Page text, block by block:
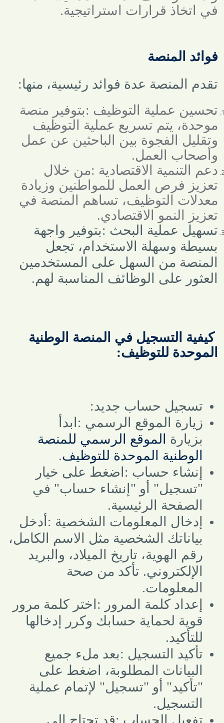
في اتخاذ قرارات استراتيجية.
فوائد المنصة
تقدم المنصة عدة فوائد رئيسية، منها:
تحسين عملية التوظيف :بتوفير منصة
موحدة، يتم تسريع عملية التوظيف
وتقليل الفجوة بين الباحثين عن عمل
وأصحاب العمل.
دعم التنمية الاقتصادية :من خلال
تعزيز فرص العمل للمواطنين وزيادة
معدلات التوظيف، تساهم المنصة في
تعزيز النمو الاقتصادي.
تسهيل عملية البحث :بتوفير واجهة
بسيطة وسهلة الاستخدام، تجعل
المنصة من السهل على المستخدمين
العثور على الوظائف المناسبة لهم.
كيفية التسجيل في المنصة الوطنية
الموحدة للتوظيف:
تسجيل حساب جديد:
زيارة الموقع الرسمي : ابدأ
بزيارة الموقع الرسمي للمنصة
الوطنية الموحدة للتوظيف.
إنشاء حساب : اضغط على خيار
"تسجيل" أو "إنشاء حساب" في
الصفحة الرئيسية.
إدخال المعلومات الشخصية : أدخل
بياناتك الشخصية مثل الاسم الكامل،
رقم الهوية، تاريخ الميلاد، والبريد
الإلكتروني. تأكد من صحة
المعلومات.
إعداد كلمة المرور : اختر كلمة مرور
قوية لحماية حسابك وكرر إدخالها
للتأكيد.
تأكيد التسجيل :بعد ملء جميع
البيانات المطلوبة، اضغط على
"تأكيد" أو "تسجيل" لإتمام عملية
التسجيل.
تفعيل الحساب :قد تحتاج إلى